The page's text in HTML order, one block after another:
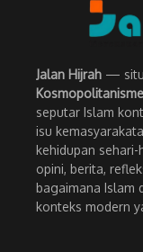
Jalan Hijrah —
seputar Islam
isu
kehidupan
opini, berita,
bagaimana Islam
konteks modern